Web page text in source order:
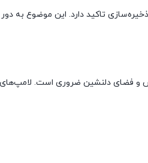
تاکید دارد. این موضوع
و فضای دلنشین ضروری است.